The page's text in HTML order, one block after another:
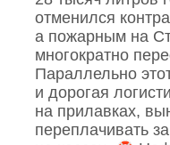
отменился
а пожарным на
многократно
Параллельно
и дорогая
на прилавках,
переплачивать